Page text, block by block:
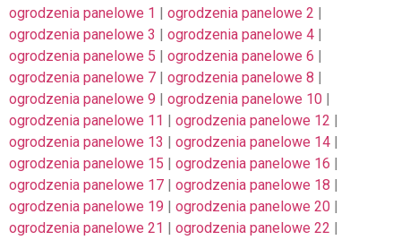
ogrodzenia panelowe 1 | ogrodzenia panelowe 2 |
ogrodzenia panelowe 3 | ogrodzenia panelowe 4 |
ogrodzenia panelowe 5 | ogrodzenia panelowe 6 |
ogrodzenia panelowe 7 | ogrodzenia panelowe 8 |
ogrodzenia panelowe 9 | ogrodzenia panelowe 10 |
ogrodzenia panelowe 11 | ogrodzenia panelowe 12 |
ogrodzenia panelowe 13 | ogrodzenia panelowe 14 |
ogrodzenia panelowe 15 | ogrodzenia panelowe 16 |
ogrodzenia panelowe 17 | ogrodzenia panelowe 18 |
ogrodzenia panelowe 19 | ogrodzenia panelowe 20 |
ogrodzenia panelowe 21 | ogrodzenia panelowe 22 |